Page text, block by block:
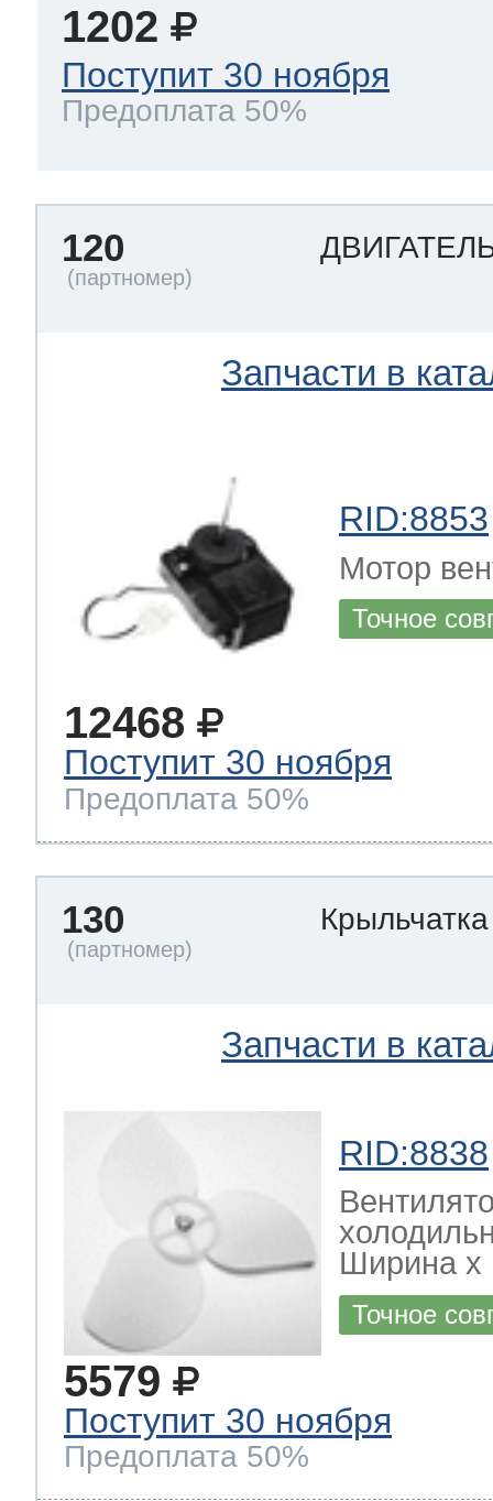
1202
Поступит 30 ноября
Предоплата 50%
120
Запчасти в
RID:8853
Мотор
Точное
12468
Поступит 30 ноября
Предоплата 50%
130
Запчасти в
RID:8838
Ширина х
Точное
5579
Поступит 30 ноября
Предоплата 50%